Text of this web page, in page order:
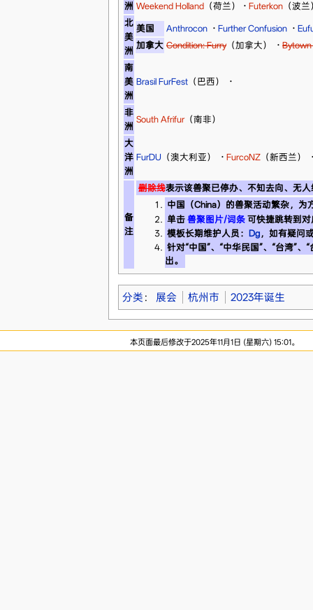
洲 Weekend Holland（荷兰） · Futerkon（波兰
北
美
洲
美国 Anthrocon · Further Confusion ·
加拿大 Condition: Furry（加拿大） · Bytown
南
美
洲
Brasil FurFest（巴西） ·
非
洲
South Afrifur（南非）
大
洋
洲
FurDU （澳大利亚） · FurcoNZ（新西兰）
备
注
删除线表示该兽聚已停办、不知去向、无
中国（China）的兽聚活动繁杂，为
单击 兽聚图片/词条 可快捷跳转到
模板长期维护人员： Dg ，如有疑问
针对“中国”、“中华民国”、“台湾”
出。
分类 ： 展会 杭州市 2023年诞生
本页面最后修改于2025年11月1日 (星期六) 15:01。